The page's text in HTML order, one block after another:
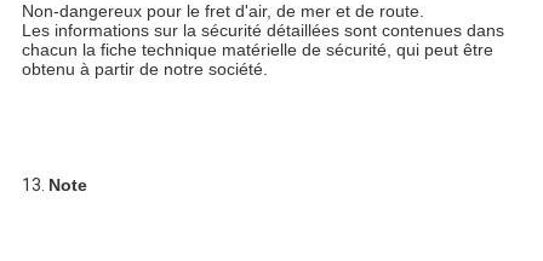
Non-dangereux pour le fret d'air, de mer et de route.
Les informations sur la sécurité détaillées sont contenues dans
chacun la fiche technique matérielle de sécurité, qui peut être
obtenu à partir de notre société.
13. Note